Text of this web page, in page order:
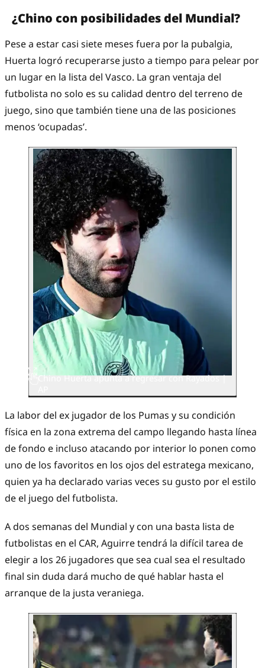
¿Chino con posibilidades del Mundial?
Pese a estar casi siete meses fuera por la pubalgia,
Huerta logró recuperarse justo a tiempo para pelear por
un lugar en la lista del Vasco. La gran ventaja del
futbolista no solo es su calidad dentro del terreno de
juego, sino que también tiene una de las posiciones
menos ‘ocupadas’.
Chino Huerta apunta a regresar con Rayados |
La labor del ex jugador de los Pumas y su condición
física en la zona extrema del campo llegando hasta línea
de fondo e incluso atacando por interior lo ponen como
uno de los favoritos en los ojos del estratega mexicano,
quien ya ha declarado varias veces su gusto por el estilo
de el juego del futbolista.
A dos semanas del Mundial y con una basta lista de
futbolistas en el CAR, Aguirre tendrá la difícil tarea de
elegir a los 26 jugadores que sea cual sea el resultado
final sin duda dará mucho de qué hablar hasta el
arranque de la justa veraniega.